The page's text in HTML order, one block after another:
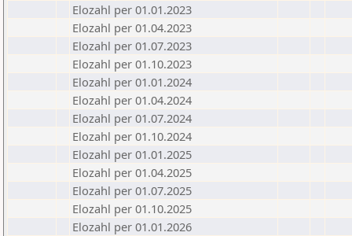
Elozahl per 01.01.2023
Elozahl per 01.04.2023
Elozahl per 01.07.2023
Elozahl per 01.10.2023
Elozahl per 01.01.2024
Elozahl per 01.04.2024
Elozahl per 01.07.2024
Elozahl per 01.10.2024
Elozahl per 01.01.2025
Elozahl per 01.04.2025
Elozahl per 01.07.2025
Elozahl per 01.10.2025
Elozahl per 01.01.2026